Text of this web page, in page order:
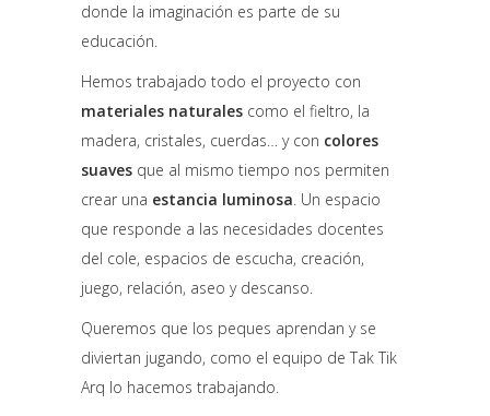
donde la imaginación es parte de su
educación.
Hemos trabajado todo el proyecto con
materiales naturales como el fieltro, la
madera, cristales, cuerdas… y con colores
suaves que al mismo tiempo nos permiten
crear una estancia luminosa. Un espacio
que responde a las necesidades docentes
del cole, espacios de escucha, creación,
juego, relación, aseo y descanso.
Queremos que los peques aprendan y se
diviertan jugando, como el equipo de Tak Tik
Arq lo hacemos trabajando.